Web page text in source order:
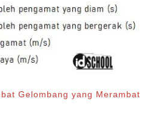
Gelombang yang Merambat